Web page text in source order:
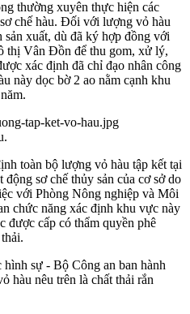
thường xuyên thực hiện các
chế hàu. Đối với lượng vỏ hàu
xuất, dù đã ký hợp đồng với
Vân Đồn để thu gom, xử lý,
xác định đã chỉ đạo nhân công
này dọc bờ 2 ao nằm cạnh khu
toàn bộ lượng vỏ hàu tập kết tại
sơ chế thủy sản của cơ sở do
với Phòng Nông nghiệp và Môi
chức năng xác định khu vực này
được cấp có thẩm quyền phê
sự - Bộ Công an ban hành
hàu nêu trên là chất thải rắn